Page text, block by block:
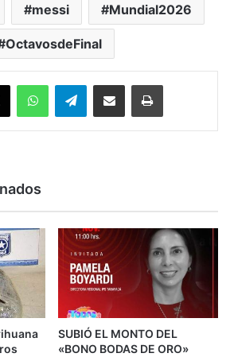
messi Mundial2026
OctavosdeFinal
X WhatsAppTelegramEnviar vía email Imprimir
SUBIÓ EL MONTO DEL
«BONO BODAS DE ORO»